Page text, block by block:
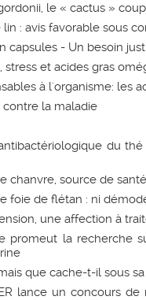
le « cactus »
lin : avis favorable sous
capsules - Un besoin
stress et acides gras
à l'organisme: les
contre la maladie
du
chanvre, source de
foie de flétan : ni
une affection à
promeut la recherche
que cache-t-il sous
lance un concours